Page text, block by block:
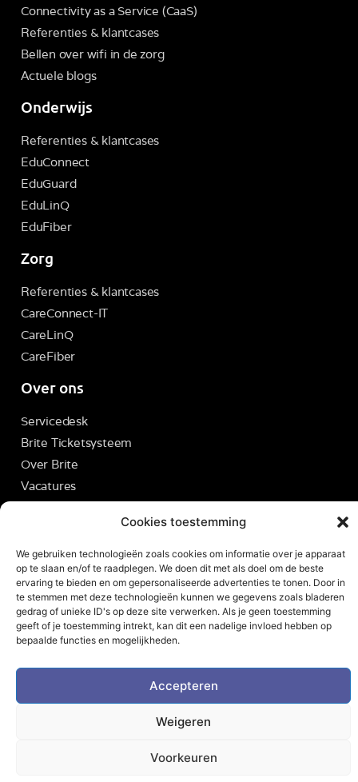
Cookies toestemming
We gebruiken technologieën zoals cookies om informatie over je apparaat
op te slaan en/of te raadplegen. We doen dit met als doel om de beste
ervaring te bieden en om gepersonaliseerde advertenties te tonen. Door in
te stemmen met deze technologieën kunnen we gegevens zoals bladeren
gedrag of unieke ID's op deze site verwerken. Als je geen toestemming
geeft of je toestemming intrekt, kan dit een nadelige invloed hebben op
bepaalde functies en mogelijkheden.
Accepteren
Weigeren
Voorkeuren
Connectivity as a Service (CaaS)
Referenties & klantcases
Bellen over wifi in de zorg
Actuele blogs
Onderwijs
Referenties & klantcases
EduConnect
EduGuard
EduLinQ
EduFiber
Zorg
Referenties & klantcases
CareConnect-IT
CareLinQ
CareFiber
Over ons
Servicedesk
Brite Ticketsysteem
Over Brite
Vacatures
© 2026 - Alle rechten voorbehouden